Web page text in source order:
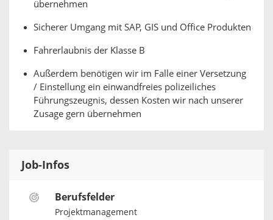
übernehmen
Sicherer Umgang mit SAP, GIS und Office Produkten
Fahrerlaubnis der Klasse B
Außerdem benötigen wir im Falle einer Versetzung
/ Einstellung ein einwandfreies polizeiliches
Führungszeugnis, dessen Kosten wir nach unserer
Zusage gern übernehmen
Job-Infos
Berufsfelder
Projektmanagement